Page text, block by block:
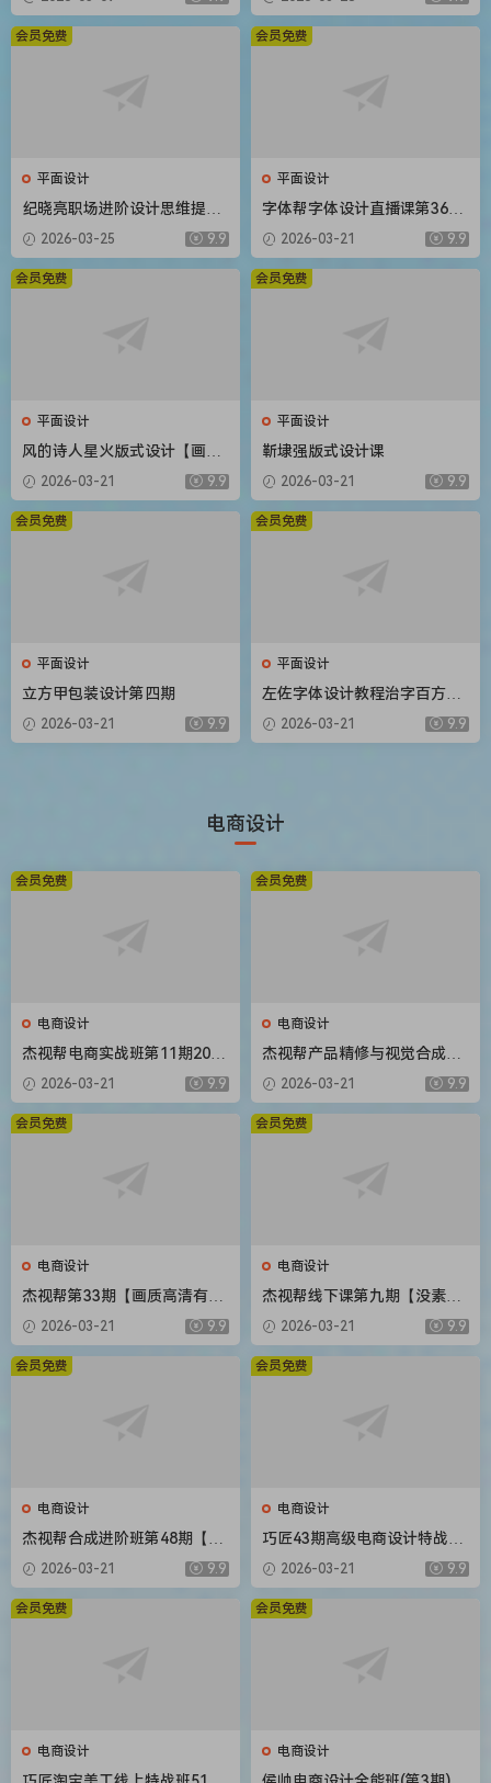
材】
平面设计
纪晓亮职场进阶设计思维提升
三十六计【画质不错只有视
频】
2026-03-25 9.9
会员免费
平面设计
字体帮字体设计直播课第36期
刘兵克【画质不错有素材】
2026-03-21 9.9
会员免费
平面设计
风的诗人星火版式设计【画质
还行有部分素材】
2026-03-21 9.9
会员免费
平面设计
靳埭强版式设计课
2026-03-21 9.9
会员免费
平面设计
立方甲包装设计第四期
2026-03-21 9.9
会员免费
平面设计
左佐字体设计教程治字百方送
像素造字课
2026-03-21 9.9
会员免费
电商设计
电商设计
杰视帮电商实战班第11期2020
年新课
2026-03-21 9.9
会员免费
电商设计
杰视帮产品精修与视觉合成全
能班【画质高清有素材】
2026-03-21 9.9
会员免费
电商设计
杰视帮第33期【画质高清有素
材】2026-03-21 9.9
会员免费
电商设计
杰视帮线下课第九期【没素材
只有视频】
2026-03-21 9.9
会员免费
电商设计
杰视帮合成进阶班第48期【画
质不错有大部分素材】
2026-03-21 9.9
会员免费
电商设计
巧匠43期高级电商设计特战班
16节课程带素材
2026-03-21 9.9
会员免费
电商设计
会员免费
电商设计
会员免费